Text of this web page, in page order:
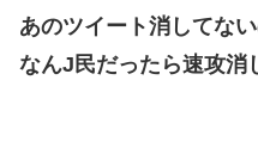
あのツイート消してな
なんJ民だったら速攻消